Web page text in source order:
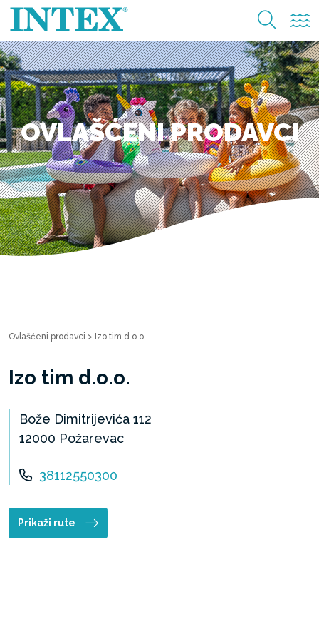
OVLAŠĆENI PRODAVCI
Ovlašćeni prodavci > Izo tim d.o.o.
Izo tim d.o.o.
Bože Dimitrijevića 112
12000 Požarevac
38112550300
Prikaži rute